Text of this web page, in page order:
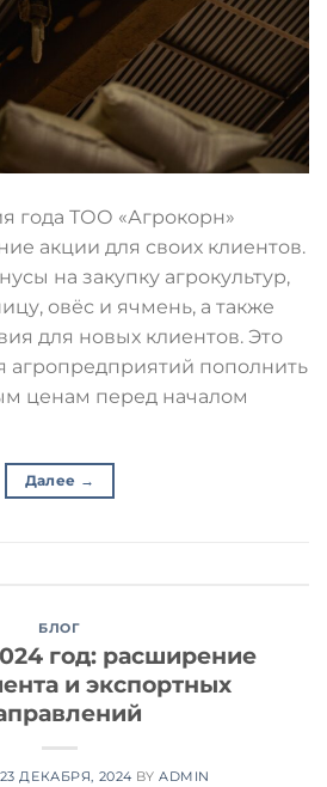
года ТОО «Агрокорн»
акции для своих клиентов.
на закупку агрокультур,
овёс и ячмень, а также
для новых клиентов. Это
агропредприятий пополнить
ценам перед началом
Далее →
БЛОГ
год: расширение
и экспортных
23 ДЕКАБРЯ, 2024 BY ADMIN